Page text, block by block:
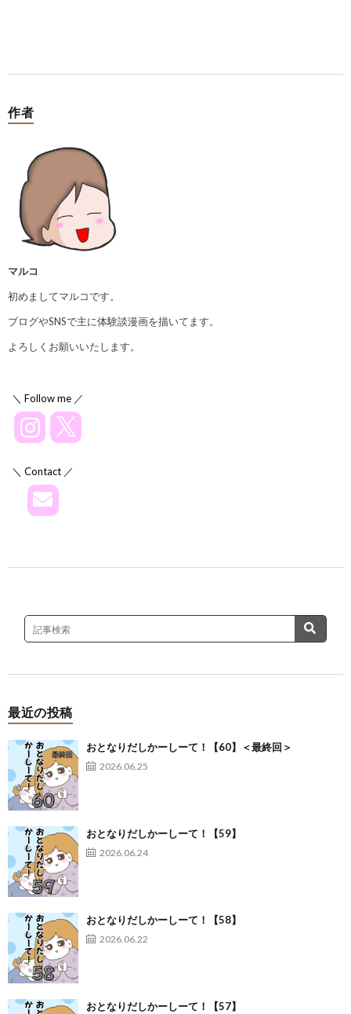
作者
マルコ
初めましてマルコです。
ブログやSNSで主に体験談漫画を描いてます。
よろしくお願いいたします。
＼ Follow me ／
＼ Contact ／
最近の投稿
おとなりだしかーしーて！【60】＜最終回＞
2026.06.25
おとなりだしかーしーて！【59】
2026.06.24
おとなりだしかーしーて！【58】
2026.06.22
おとなりだしかーしーて！【57】